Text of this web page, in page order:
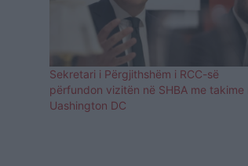
Sekretari i Përgjithshëm i RCC-së
përfundon vizitën në SHBA me takime
Uashington DC